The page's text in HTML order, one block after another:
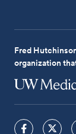
Fred
organization